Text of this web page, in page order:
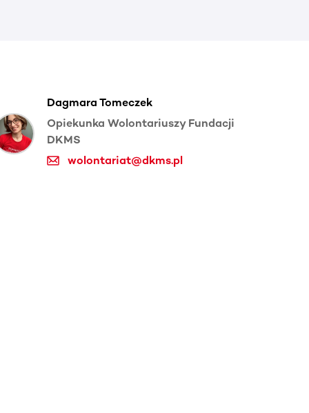
Dagmara Tomeczek
Opiekunka Wolontariuszy Fundacji
DKMS
wolontariat@dkms.pl